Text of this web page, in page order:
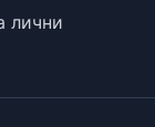
лични